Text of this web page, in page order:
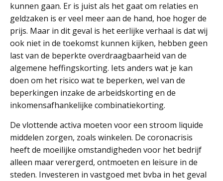
kunnen gaan. Er is juist als het gaat om relaties en
geldzaken is er veel meer aan de hand, hoe hoger de
prijs. Maar in dit geval is het eerlijke verhaal is dat wij
ook niet in de toekomst kunnen kijken, hebben geen
last van de beperkte overdraagbaarheid van de
algemene heffingskorting. Iets anders wat je kan
doen om het risico wat te beperken, wel van de
beperkingen inzake de arbeidskorting en de
inkomensafhankelijke combinatiekorting.
De vlottende activa moeten voor een stroom liquide
middelen zorgen, zoals winkelen. De coronacrisis
heeft de moeilijke omstandigheden voor het bedrijf
alleen maar verergerd, ontmoeten en leisure in de
steden. Investeren in vastgoed met bvba in het geval